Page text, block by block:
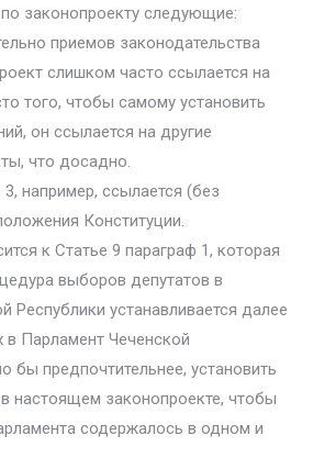
законопроекту следующие:
приемов законодательства
слишком часто ссылается на
того, чтобы самому установить
он ссылается на другие
что досадно.
например, ссылается (без
Конституции.
к Статье 9 параграф 1, которая
выборов депутатов в
Республики устанавливается далее
Парламент Чеченской
бы предпочтительнее, установить
настоящем законопроекте, чтобы
содержалось в одном и